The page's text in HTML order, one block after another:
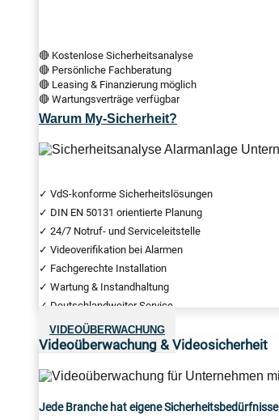
🔴 Kostenlose Sicherheitsanalyse
🔴 Persönliche Fachberatung
🔴 Leasing & Finanzierung möglich
🔴 Wartungsverträge verfügbar
Warum My-Sicherheit?
✓ VdS-konforme Sicherheitslösungen
✓ DIN EN 50131 orientierte Planung
✓ 24/7 Notruf- und Serviceleitstelle
✓ Videoverifikation bei Alarmen
✓ Fachgerechte Installation
✓ Wartung & Instandhaltung
✓ Deutschlandweiter Service
VIDEOÜBERWACHUNG
Videoüberwachung & Videosicherheit
Jede Branche hat eigene Sicherheitsbedürfnisse